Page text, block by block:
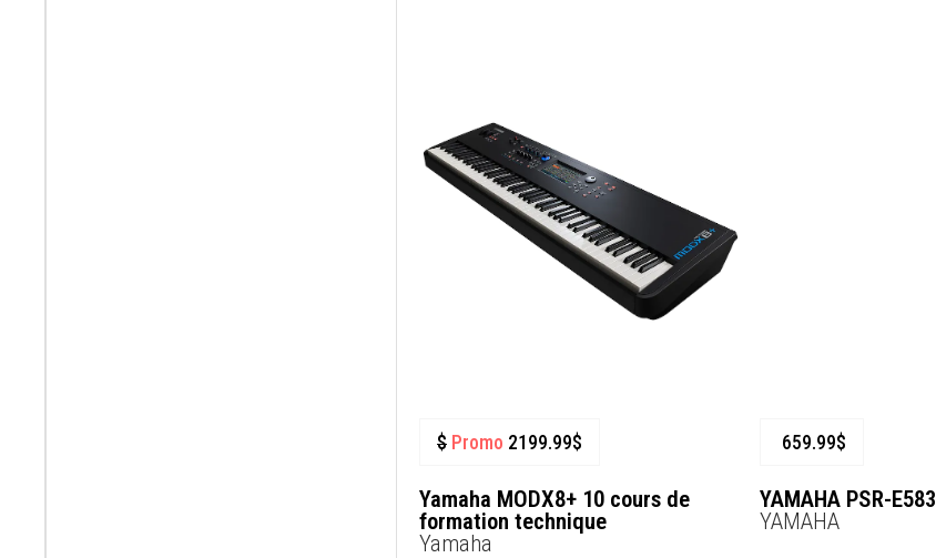
$ Promo 2199.99$
Yamaha MODX8+ 10 cours de
formation technique
Yamaha
659.99$
YAMAHA PSR-E583
YAMAHA